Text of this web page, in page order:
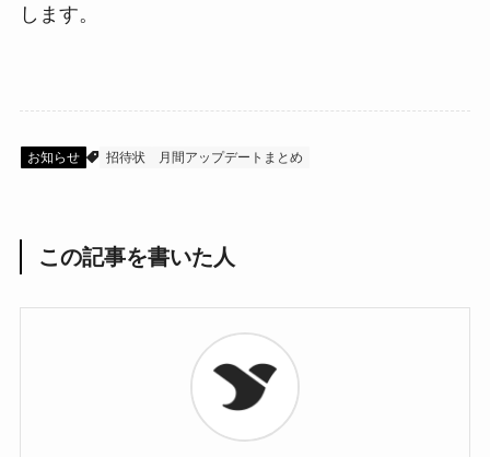
します。
お知らせ 招待状 月間アップデートまとめ
この記事を書いた人